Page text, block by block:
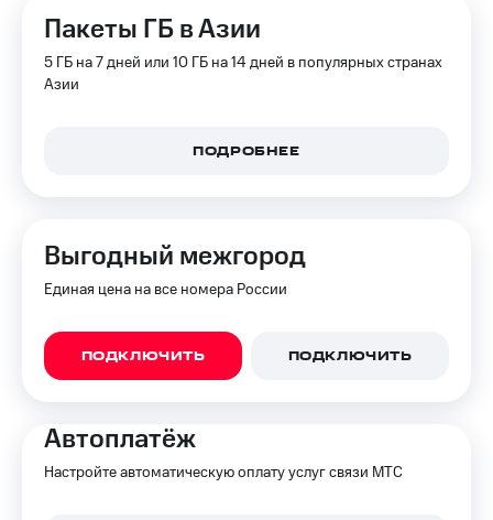
Наушники
и
колонки
Планшеты
и
скидки
Пакеты ГБ в Азии
5 ГБ на 7 дней или 10 ГБ на 14 дней в популярных странах
Азии
ПОДРОБНЕЕ
Выгодный межгород
Единая цена на все номера России
ПОДКЛЮЧИТЬ ПОДКЛЮЧИТЬ
Автоплатёж
Настройте автоматическую оплату услуг связи МТС